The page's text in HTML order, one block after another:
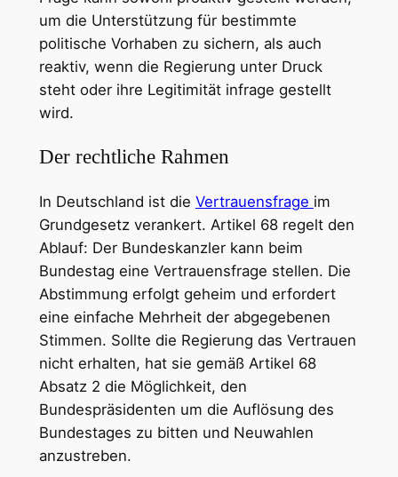
um die Unterstützung für bestimmte
politische Vorhaben zu sichern, als auch
reaktiv, wenn die Regierung unter Druck
steht oder ihre Legitimität infrage gestellt
wird.
Der rechtliche Rahmen
In Deutschland ist die Vertrauensfrage im
Grundgesetz verankert. Artikel 68 regelt den
Ablauf: Der Bundeskanzler kann beim
Bundestag eine Vertrauensfrage stellen. Die
Abstimmung erfolgt geheim und erfordert
eine einfache Mehrheit der abgegebenen
Stimmen. Sollte die Regierung das Vertrauen
nicht erhalten, hat sie gemäß Artikel 68
Absatz 2 die Möglichkeit, den
Bundespräsidenten um die Auflösung des
Bundestages zu bitten und Neuwahlen
anzustreben.